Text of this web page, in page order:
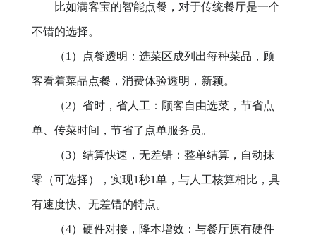
比如满客宝的智能点餐，对于传统餐厅是一个
不错的选择。
（1）点餐透明：选菜区成列出每种菜品，顾
客看着菜品点餐，消费体验透明，新颖。
（2）省时，省人工：顾客自由选菜，节省点
单、传菜时间，节省了点单服务员。
（3）结算快速，无差错：整单结算，自动抹
零（可选择），实现1秒1单，与人工核算相比，具
有速度快、无差错的特点。
（4）硬件对接，降本增效：与餐厅原有硬件